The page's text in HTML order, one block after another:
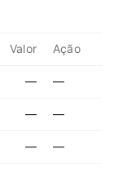
Valor Ação
— —
— —
— —